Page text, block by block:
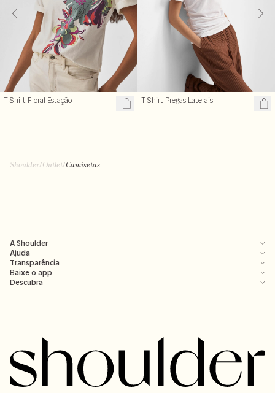
T-Shirt Floral Estação T-Shirt Pregas Laterais
Shoulder/Outlet/Camisetas
A Shoulder
Ajuda
Transparência
Baixe o app
Descubra